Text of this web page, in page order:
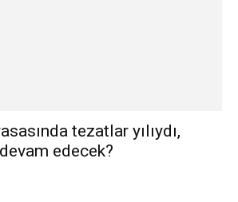
tezatlar yılıydı,
edecek?